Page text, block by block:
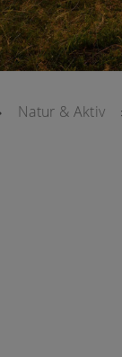
Natur & Aktiv